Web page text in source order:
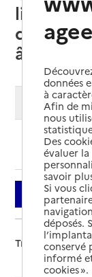
liste des
âgées
Modifier
Filtrer
Trier par :
données
à
Afin de
nous
Des
évaluer
savoir
Si vous
déposés.
conservé
informé
cookies ».